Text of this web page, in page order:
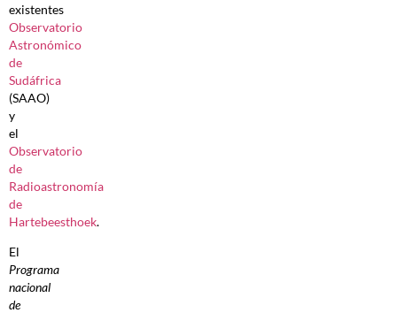
existentes
Observatorio
Astronómico
de
Sudáfrica
(SAAO)
y
el
Observatorio
de
Radioastronomía
de
Hartebeesthoek.
El
Programa
nacional
de